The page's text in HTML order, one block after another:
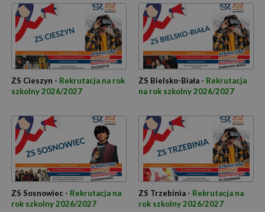
ZS Cieszyn - Rekrutacja na rok
szkolny 2026/2027
ZS Bielsko-Biała - Rekrutacja
na rok szkolny 2026/2027
ZS Sosnowiec - Rekrutacja na
rok szkolny 2026/2027
ZS Trzebinia - Rekrutacja na
rok szkolny 2026/2027